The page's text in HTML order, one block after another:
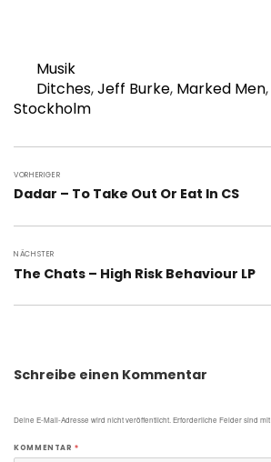
Kategorien
Musik
Schlagwörter
Ditches,Jeff Burke, Marked Men,
Stockholm
Beitragsnavigation
VORHERIGER
Vorheriger
Dadar – To Take Out Or Eat In CS
NÄCHSTER
Nächster
The Chats – High Risk Behaviour LP
Schreibe einen Kommentar
Deine E-Mail-Adresse wird nicht veröffentlicht.Erforderliche Felder sind mit
KOMMENTAR*